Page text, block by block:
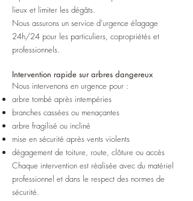
lieux et limiter les dégâts.
Nous assurons un service d’urgence élagage
24h/24 pour les particuliers, copropriétés et
professionnels.
Intervention rapide sur arbres dangereux
Nous intervenons en urgence pour :
arbre tombé après intempéries
branches cassées ou menaçantes
arbre fragilisé ou incliné
mise en sécurité après vents violents
dégagement de toiture, route, clôture ou accès
Chaque intervention est réalisée avec du matériel
professionnel et dans le respect des normes de
sécurité.